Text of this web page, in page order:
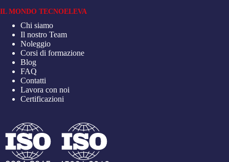
IL MONDO TECNOELEVA
Chi siamo
Il nostro Team
Noleggio
Corsi di formazione
Blog
FAQ
Contatti
Lavora con noi
Certificazioni